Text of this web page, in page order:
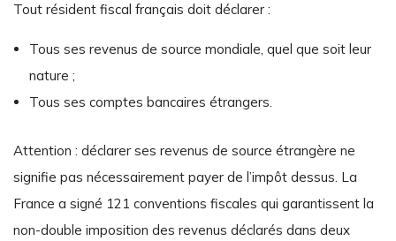
Tout résident fiscal français doit déclarer :
Tous ses revenus de source mondiale, quel que soit leur
nature ;
Tous ses comptes bancaires étrangers.
Attention : déclarer ses revenus de source étrangère ne
signifie pas nécessairement payer de l’impôt dessus. La
France a signé 121 conventions fiscales qui garantissent la
non-double imposition des revenus déclarés dans deux